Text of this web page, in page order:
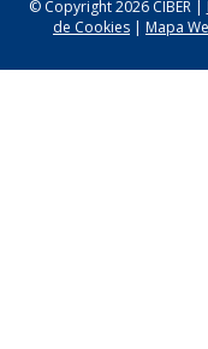
© Copyright 2026 CIBER |
de Cookies | Mapa